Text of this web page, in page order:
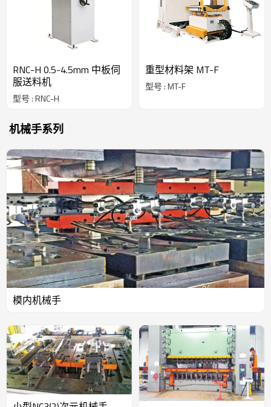
RNC-H 0.5-4.5mm 中板伺
服送料机
型号 : RNC-H
重型材料架 MT-F
型号 : MT-F
机械手系列
模内机械手